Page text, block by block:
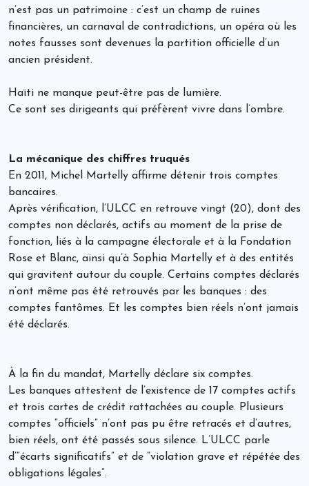
n’est pas un patrimoine : c’est un champ de ruines
financières, un carnaval de contradictions, un opéra où les
notes fausses sont devenues la partition officielle d’un
ancien président.
Haïti ne manque peut-être pas de lumière.
Ce sont ses dirigeants qui préfèrent vivre dans l’ombre.
La mécanique des chiffres truqués
En 2011, Michel Martelly affirme détenir trois comptes
bancaires.
Après vérification, l’ULCC en retrouve vingt (20), dont des
comptes non déclarés, actifs au moment de la prise de
fonction, liés à la campagne électorale et à la Fondation
Rose et Blanc, ainsi qu’à Sophia Martelly et à des entités
qui gravitent autour du couple. Certains comptes déclarés
n’ont même pas été retrouvés par les banques : des
comptes fantômes. Et les comptes bien réels n’ont jamais
été déclarés.
À la fin du mandat, Martelly déclare six comptes.
Les banques attestent de l’existence de 17 comptes actifs
et trois cartes de crédit rattachées au couple. Plusieurs
comptes “officiels” n’ont pas pu être retracés et d’autres,
bien réels, ont été passés sous silence. L’ULCC parle
d’“écarts significatifs” et de “violation grave et répétée des
obligations légales”.